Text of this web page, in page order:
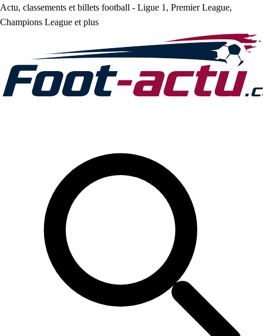
Actu, classements et billets football - Ligue 1, Premier League,
Champions League et plus